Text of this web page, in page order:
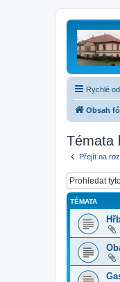
Rychlé
Obsah
Témata
Přejít na
TÉMATA